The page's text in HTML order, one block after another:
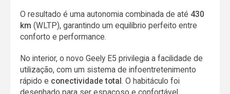
O resultado é uma autonomia combinada de até 430
km (WLTP), garantindo um equilíbrio perfeito entre
conforto e performance.
No interior, o novo Geely E5 privilegia a facilidade de
utilização, com um sistema de infoentretenimento
rápido e conectividade total. O habitáculo foi